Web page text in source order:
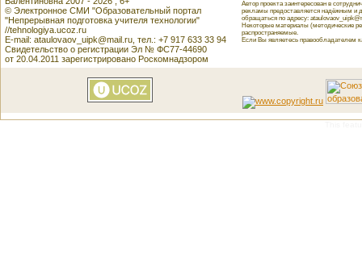
© Электронное СМИ "Образовательный портал
"Непрерывная подготовка учителя технологии"
//tehnologiya.ucoz.ru
E-mail: ataulovaov_uipk@mail.ru, тел.: +7 917 633 33 94
Свидетельство о регистрации Эл № ФС77-44690
от 20.04.2011 зарегистрировано Роскомнадзором
Автор проекта заинтересован в
рекламы предоставляется надёжным и
обращаться по адресу:
Некоторые материалы (методические
распространяемые.
Если Вы являетесь правообладателем